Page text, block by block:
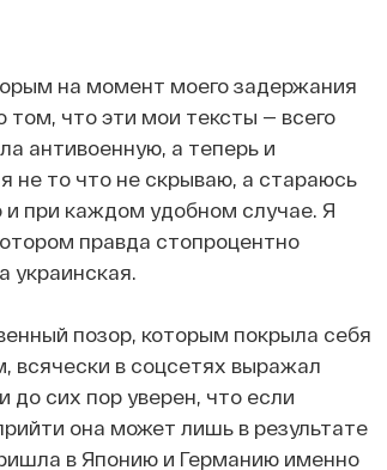
на момент моего задержания
том, что эти мои тексты — всего
антивоенную, а теперь и
не то что не скрываю, а стараюсь
при каждом удобном случае. Я
правда стопроцентно
украинская.
позор, которым покрыла себя
всячески в соцсетях выражал
сих пор уверен, что если
она может лишь в результате
в Японию и Германию именно